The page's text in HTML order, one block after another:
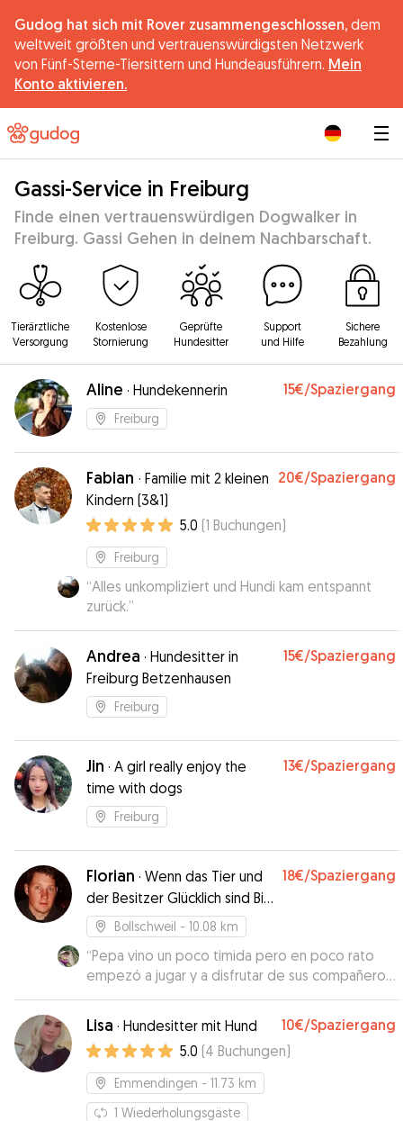
Gudog hat sich mit Rover zusammengeschlossen, dem
weltweit größten und vertrauenswürdigsten Netzwerk
von Fünf-Sterne-Tiersittern und Hundeausführern. Mein
Konto aktivieren.
Gassi-Service in Freiburg
Finde einen vertrauenswürdigen Dogwalker in
Freiburg. Gassi Gehen in deinem Nachbarschaft.
Tierärztliche
Versorgung
Kostenlose
Stornierung
Geprüfte
Hundesitter
Support
und Hilfe
Sichere
Bezahlung
Aline · Hundekennerin 15€/Spaziergang
Freiburg
Fabian · Familie mit 2 kleinen
Kindern (3&1)
20€/Spaziergang
5.0 (1 Buchungen)
Freiburg
“Alles unkompliziert und Hundi kam entspannt
zurück.”
Andrea · Hundesitter in
Freiburg Betzenhausen
15€/Spaziergang
Freiburg
Jin · A girl really enjoy the
time with dogs
13€/Spaziergang
Freiburg
Florian · Wenn das Tier und
der Besitzer Glücklich sind Bin
ich es auch
18€/Spaziergang
Bollschweil - 10.08 km
“Pepa vino un poco timida pero en poco rato
empezó a jugar y a disfrutar de sus compañeros
y socializó y jugó mucho. Sin duda esperamos
que vuelva cuando quiera!!! Hasta pronto!!
Lisa · Hundesitter mit Hund 10€/Spaziergang
5.0 (4 Buchungen)
Emmendingen - 11.73 km
1 Wiederholungsgäste